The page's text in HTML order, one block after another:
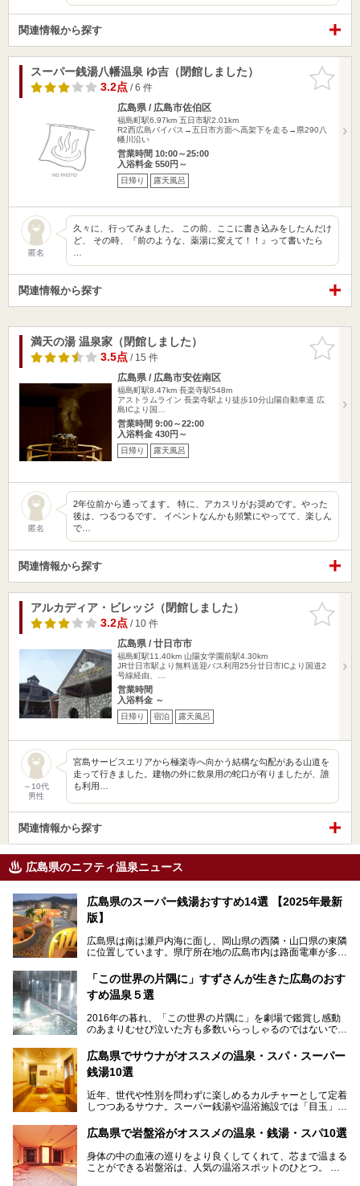
関連情報から探す
お気に入
りに追加
スーパー銭湯八幡温泉 ゆ吉（閉館しました）
3.2点/ 6 件
広島県 / 広島市佐伯区
福島町駅6.97km 五日市駅2.01km
R2西広島バイパス→五日市方面へ高架下を走る→県290八
幡川沿い
営業時間 10:00～25:00
入浴料金 550円～
日帰り 露天風呂
匿名
久々に、行ってみました。 この前、ここに書き込みをしたんだけ
ど、 その時、『前のような、薬湯に変えて！！』って書いたら
関連情報から探す
お気に入
りに追加
満天の湯 温泉家（閉館しました）
3.5点/ 15 件
広島県 / 広島市安佐南区
福島町駅8.47km 長楽寺駅548m
アストラムライン 長楽寺駅より徒歩10分山陽自動車道 広
島ICより国…
営業時間 9:00～22:00
入浴料金 430円～
日帰り 露天風呂
匿名
2年位前から通ってます。 特に、アカスリがお奨めです。やった
後は、つるつるです。 イベントなんかも頻繁にやってて、楽しん
で…
関連情報から探す
お気に入
りに追加
アルカディア・ビレッジ（閉館しました）
3.2点/ 10 件
広島県 / 廿日市市
福島町駅11.40km 山陽女学園前駅4.30km
JR廿日市駅より無料送迎バス利用25分廿日市ICより国道2
号線経由、…
営業時間
入浴料金 ～
日帰り 宿泊 露天風呂
～10代
男性
宮島サービスエリアから極楽寺へ向かう結構な勾配がある山道を
走って行きました。建物の外に飲泉用の蛇口が有りましたが、誰
も利用…
関連情報から探す
広島県のニフティ温泉ニュース
広島県のスーパー銭湯おすすめ14選 【2025年最新
版】
広島県は南は瀬戸内海に面し、岡山県の西隣・山口県の東隣
に位置しています。県庁所在地の広島市内は路面電車が多数
厳島神社と原爆ドームの2つの世界文化遺産があり、年間を
通して多数の観光客が訪れます。工業都市として栄えた呉市
や、坂の町・尾道市など、ゆっくり訪れたい町や観光スポッ
モン、全国にファンが多い広島風お好み焼きなどのグルメも
充実。
銭湯をご紹介します。
「この世界の片隅に」すずさんが生きた広島のおす
すめ温泉５選
2016年の暮れ、「この世界の片隅に」を劇場で鑑賞し感動
のあまりむせび泣いた方も多数いらっしゃるのではないでし
あの夏のヒロシマを生きた主人公すずさんの笑顔が、今もど
こかに輝きつづけていることをふと思い浮かべます。
そんな映画の舞台となった広島県呉市を中心に、広島のおす
広島県でサウナがオススメの温泉・スパ・スーパー
銭湯10選
近年、世代や性別を問わずに楽しめるカルチャーとして定着
しつつあるサウナ。スーパー銭湯や温浴施設では「目玉」と
わりと身体の内部を温めて発汗を促すサウナは、リフレッシ
ュ効果はもちろん、代謝が高まり健康や美容にも良い影響が
期待されます。今回はそんなサウナにこだわった、広島県内
のオススメ温泉・銭湯・スパ10ヶ所を紹介させていただき
ます。
広島県で岩盤浴がオススメの温泉・銭湯・スパ10選
身体の中の血液の巡りをより良くしてくれて、芯まで温まる
ことができる岩盤浴は、人気の温浴スポットのひとつ。